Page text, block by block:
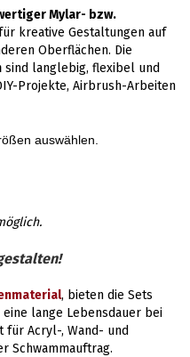
Mylar- bzw.
kreative Gestaltungen auf
Oberflächen. Die
sind langlebig, flexibel und
Projekte, Airbrush-Arbeiten
auswählen.
, bieten die Sets
lange Lebensdauer bei
für Acryl-, Wand- und
Schwammauftrag.